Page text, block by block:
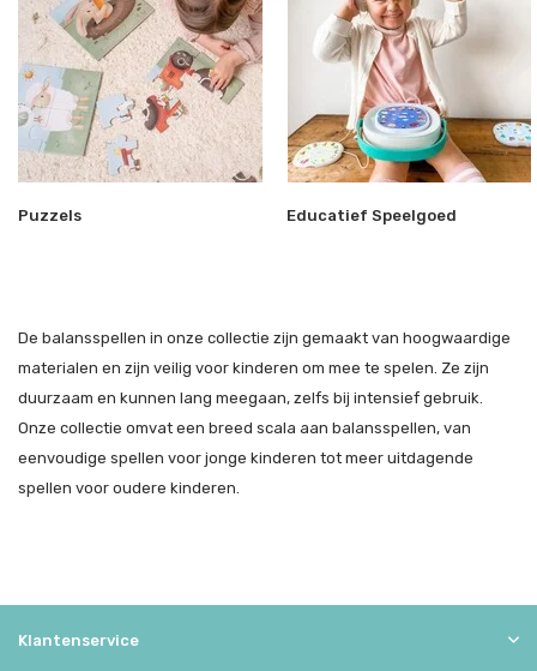
Puzzels Educatief Speelgoed
De balansspellen in onze collectie zijn gemaakt van hoogwaardige
materialen en zijn veilig voor kinderen om mee te spelen. Ze zijn
duurzaam en kunnen lang meegaan, zelfs bij intensief gebruik.
Onze collectie omvat een breed scala aan balansspellen, van
eenvoudige spellen voor jonge kinderen tot meer uitdagende
spellen voor oudere kinderen.
Klantenservice